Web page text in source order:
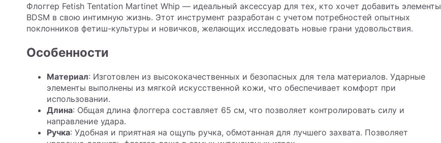
Флоггер Fetish Tentation Martinet Whip — идеальный аксессуар для тех, кто хочет добавить элементы
BDSM в свою интимную жизнь. Этот инструмент разработан с учетом потребностей опытных
поклонников фетиш-культуры и новичков, желающих исследовать новые грани удовольствия.
Особенности
Материал: Изготовлен из высококачественных и безопасных для тела материалов. Ударные
элементы выполнены из мягкой искусственной кожи, что обеспечивает комфорт при
использовании.
Длина: Общая длина флоггера составляет 65 см, что позволяет контролировать силу и
направление удара.
Ручка: Удобная и приятная на ощупь ручка, обмотанная для лучшего захвата. Позволяет